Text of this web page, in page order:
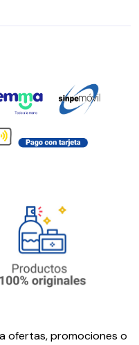
ofertas, promociones o